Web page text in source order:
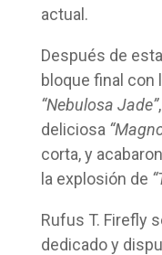
actual.
Después de
bloque final con
“Nebulosa Jade”
deliciosa
corta, y
la explosión de
Rufus T. Firefly
dedicado y